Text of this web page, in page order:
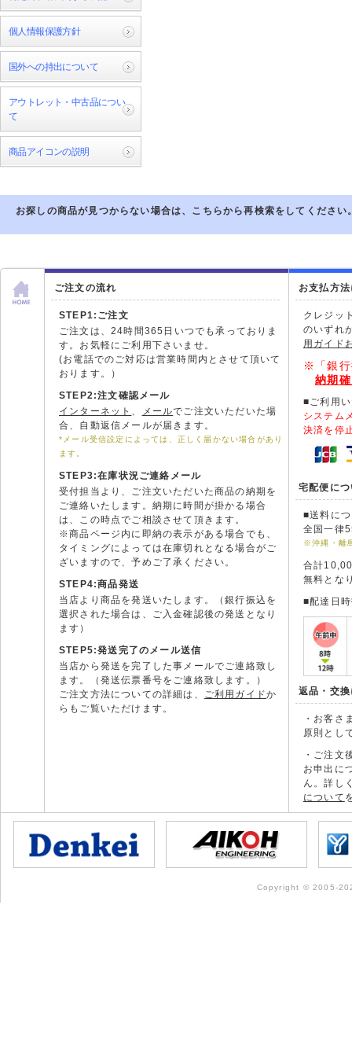
個人情報保護方針
国外への持出について
アウトレット・中古品につい
て
商品アイコンの説明
お探しの商品が見つからない場合は、こちらから再検索をしてください
ご注文の流れ
STEP1:ご注文
ご注文は、24時間365日いつでも承っておりま
す。お気軽にご利用下さいませ。
(お電話でのご対応は営業時間内とさせて頂いて
おります。）
STEP2:注文確認メール
インターネット 、 メールでご注文いただいた場
合、自動返信メールが届きます。
*メール受信設定によっては、正しく届かない場合があり
ます。
STEP3:在庫状況ご連絡メール
受付担当より、ご注文いただいた商品の納期を
ご連絡いたします。納期に時間が掛かる場合
は、この時点でご相談させて頂きます。
※商品ページ内に即納の表示がある場合でも、
タイミングによっては在庫切れとなる場合がご
ざいますので、予めご了承ください。
STEP4:商品発送
当店より商品を発送いたします。（銀行振込を
選択された場合は、ご入金確認後の発送となり
ます）
STEP5:発送完了のメール送信
当店から発送を完了した事メールでご連絡致し
ます。（発送伝票番号をご連絡致します。）
ご注文方法についての詳細は、 ご利用ガイドか
らもご覧いただけます。
お支払方
クレジッ
のいずれ
用ガイド
※「銀行
納期
■ご利用
システム
決済を停
宅配便に
■送料に
全国一律
※沖縄・離
合計
無料とな
■配達日
返品・交
・お客さ
原則とし
・ご注文
お申出に
ん。詳し
について
Copyright © 2005-